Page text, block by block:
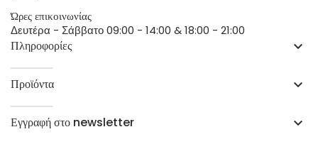
Ώρες επικοινωνίας
Δευτέρα - Σάββατο 09:00 - 14:00 & 18:00 - 21:00
Πληροφορίες keyboard_arrow_down
Προϊόντα keyboard_arrow_down
Εγγραφή στο newsletter keyboard_arrow_down